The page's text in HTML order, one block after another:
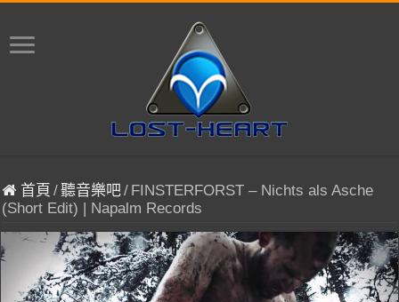
首頁 /聽音樂吧/ FINSTERFORST – Nichts als Asche
(Short Edit) | Napalm Records